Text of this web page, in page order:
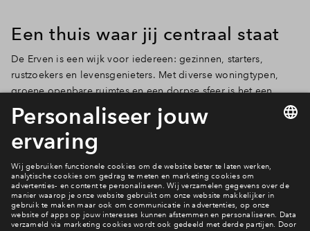
Een thuis waar jij centraal staat
De Erven is een wijk voor iedereen: gezinnen, starters,
rustzoekers en levensgenieters. Met diverse woningtypen,
groene openbare ruimtes en een dorpse sfeer is het een
ideale plek om te wonen en te leven. Hier krijg je letterlijk en
figuurlijk ruimte. Voor jezelf, voor elkaar en voor de natuur.
Benieuwd naar de voortgang?
Bekijk de planning